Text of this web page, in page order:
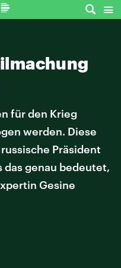
für den Krieg
werden. Diese
Präsident
das genau bedeutet,
Gesine